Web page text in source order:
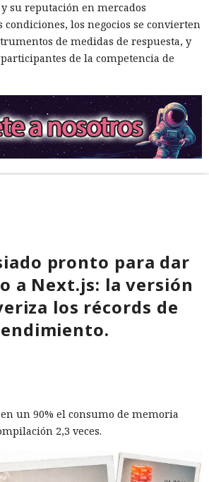
su reputación en mercados
condiciones, los negocios se convierten
de medidas de respuesta, y
de la competencia de
pronto para dar
a Next.js: la versión
los récords de
un 90% el consumo de memoria
2,3 veces.